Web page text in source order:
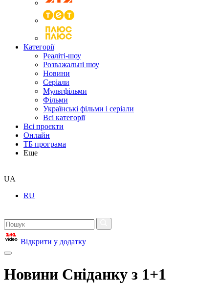
Категорії
Реаліті-шоу
Розважальні шоу
Новини
Серіали
Мультфільми
Фільми
Українські фільми і серіали
Всі категорії
Всі проєкти
Онлайн
ТБ програма
Еще
UA
RU
Відкрити у додатку
Новини Сніданку з 1+1